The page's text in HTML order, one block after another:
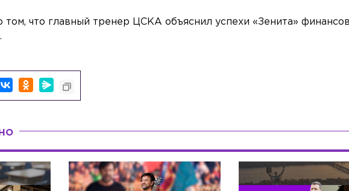
том, что главный тренер ЦСКА объяснил успехи «Зенита»